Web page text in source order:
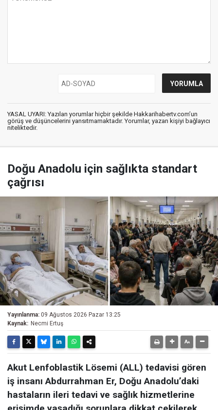
YASAL UYARI: Yazılan yorumlar hiçbir şekilde Hakkarihabertv.com’un
görüş ve düşüncelerini yansıtmamaktadır. Yorumlar, yazan kişiyi bağlayıcı
niteliktedir.
Doğu Anadolu için sağlıkta standart
çağrısı
Yayınlanma: 09 Ağustos 2026 Pazar 13:25
Kaynak: Necmi Ertuş
Akut Lenfoblastik Lösemi (ALL) tedavisi gören
iş insanı Abdurrahman Er, Doğu Anadolu’daki
hastaların ileri tedavi ve sağlık hizmetlerine